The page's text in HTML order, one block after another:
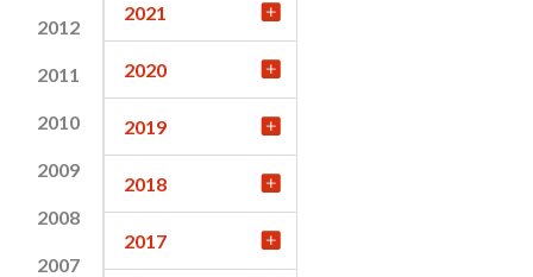
2012
2011
2010
2009
2008
2007
2021
2020
2019
2018
2017